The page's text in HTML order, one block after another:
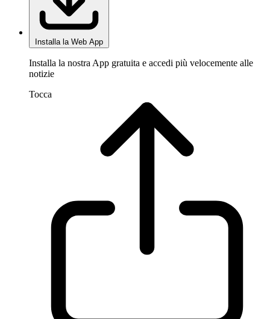
Installa la Web App
Installa la nostra App gratuita e accedi più velocemente alle
notizie
Tocca